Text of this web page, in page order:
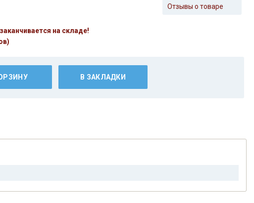
на складе!
Отзывы о товаре
В ЗАКЛАДКИ